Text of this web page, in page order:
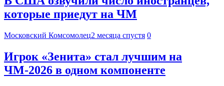
которые приедут на ЧМ
Московский Комсомолец2 месяца спустя 0
Игрок «Зенита» стал лучшим на
ЧМ-2026 в одном компоненте